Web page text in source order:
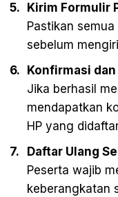
Kirim Formulir
Pastikan
sebelum
Konfirmasi
Jika berhasil
mendapatkan
HP yang
Daftar Ulang
Peserta wajib
keberangkatan